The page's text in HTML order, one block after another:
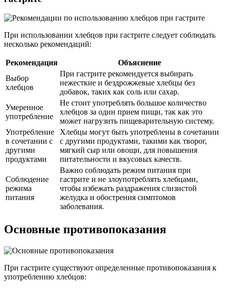
При использовании хлебцов при гастрите следует соблюдать
несколько рекомендаций:
Рекомендация
Объяснение
Выбор
хлебцов
При гастрите рекомендуется выбирать
нежесткие и бездрожжевые хлебцы без
добавок, таких как соль или сахар.
Умеренное
употребление
Не стоит употреблять большое количество
хлебцов за один прием пищи, так как это
может нагрузить пищеварительную систему.
Употребление
в сочетании с
другими
продуктами
Хлебцы могут быть употреблены в сочетании
с другими продуктами, такими как творог,
мягкий сыр или овощи, для повышения
питательности и вкусовых качеств.
Соблюдение
режима
питания
Важно соблюдать режим питания при
гастрите и не злоупотреблять хлебцами,
чтобы избежать раздражения слизистой
желудка и обострения симптомов
заболевания.
Основные противопоказания
При гастрите существуют определенные противопоказания к
употреблению хлебцов: